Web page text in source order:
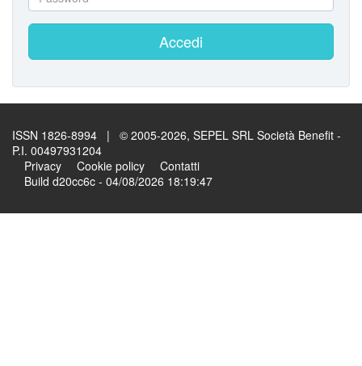
Accedi
ISSN 1826-8994 | © 2005-2026, SEPEL SRL Società Benefit -
P.I. 00497931204
Privacy
Cookie policy
Contatti
Build d20cc6c - 04/08/2026 18:19:47